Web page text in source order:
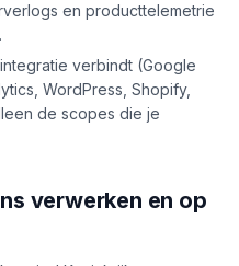
en producttelemetrie
verbindt (Google
WordPress, Shopify,
de scopes die je
verwerken en op